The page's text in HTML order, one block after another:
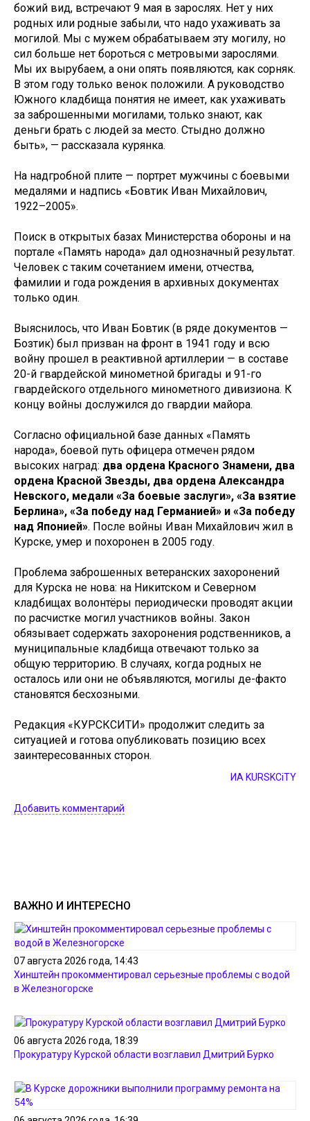
божий вид, встречают 9 мая в зарослях. Нет у них
родных или родные забыли, что надо ухаживать за
могилой. Мы с мужем обрабатываем эту могилу, но
сил больше нет бороться с метровыми зарослями.
Мы их вырубаем, а они опять появляются, как сорняк.
В этом году только венок положили. А руководство
Южного кладбища понятия не имеет, как ухаживать
за заброшенными могилами, только знают, как
деньги брать с людей за место. Стыдно должно
быть», — рассказала курянка.
На надгробной плите — портрет мужчины с боевыми
медалями и надпись «Бовтик Иван Михайлович,
1922–2005».
Поиск в открытых базах Министерства обороны и на
портале «Память народа» дал однозначный результат.
Человек с таким сочетанием имени, отчества,
фамилии и года рождения в архивных документах
только один.
Выяснилось, что Иван Бовтик (в ряде документов —
Бозтик) был призван на фронт в 1941 году и всю
войну прошел в реактивной артиллерии — в составе
20-й гвардейской минометной бригады и 91-го
гвардейского отдельного минометного дивизиона. К
концу войны дослужился до гвардии майора.
Согласно официальной базе данных «Память
народа», боевой путь офицера отмечен рядом
высоких наград: два ордена Красного Знамени, два
ордена Красной Звезды, два ордена Александра
Невского, медали «За боевые заслуги», «За взятие
Берлина», «За победу над Германией» и «За победу
над Японией». После войны Иван Михайлович жил в
Курске, умер и похоронен в 2005 году.
Проблема заброшенных ветеранских захоронений
для Курска не нова: на Никитском и Северном
кладбищах волонтёры периодически проводят акции
по расчистке могил участников войны. Закон
обязывает содержать захоронения родственников, а
муниципальные кладбища отвечают только за
общую территорию. В случаях, когда родных не
осталось или они не объявляются, могилы де-факто
становятся бесхозными.
Редакция «КУРСКСИТИ» продолжит следить за
ситуацией и готова опубликовать позицию всех
заинтересованных сторон.
ИА KURSKCiTY
Добавить комментарий
ВАЖНО И ИНТЕРЕСНО
07 августа 2026 года, 14:43
Хинштейн прокомментировал серьезные проблемы с водой
в Железногорске
06 августа 2026 года, 18:39
Прокуратуру Курской области возглавил Дмитрий Бурко